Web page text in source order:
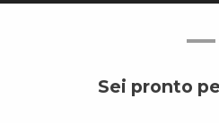
Sei pronto